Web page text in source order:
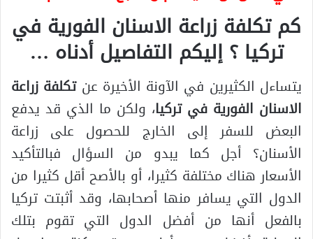
كم تكلفة زراعة الاسنان الفورية في
تركيا ؟ إليكم التفاصيل أدناه …
يتساءل الكثيرين في الآونة الأخيرة عن تكلفة زراعة
الاسنان الفورية في تركيا، ولكن ما الذي قد يدفع
البعض للسفر إلى الخارج للحصول على زراعة
الأسنان؟ أجل كما يبدو من السؤال فبالتأكيد
الأسعار هناك مختلفة كثيرا، أو بالأصح أقل كثيرا من
الدول التي يسافر منها أصحابها، وقد أثبتت تركيا
بالفعل أنها من أفضل الدول التي تقوم بتلك